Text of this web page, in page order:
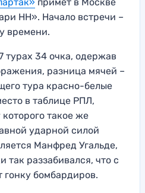
примет в Москве
НН». Начало встречи –
времени.
турах 34 очка, одержав
разница мячей –
тура красно-белые
в таблице РПЛ,
такое же
ударной силой
Манфред Угальде,
так раззабивался, что с
гонку бомбардиров.